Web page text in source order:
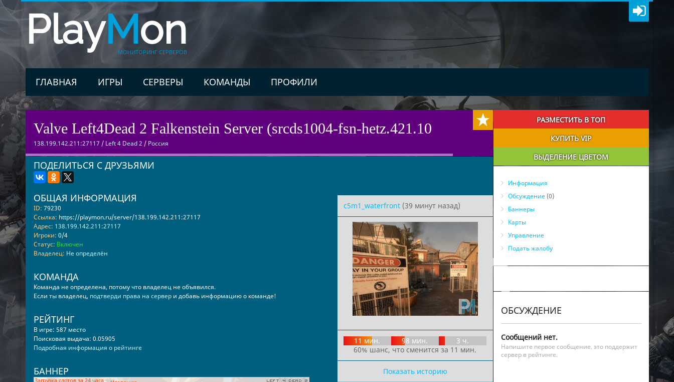
PlayMon
МОНИТОРИНГ СЕРВЕРОВ
ГЛАВНАЯ ИГРЫ СЕРВЕРЫ КОМАНДЫ ПРОФИЛИ
Valve Left4Dead 2 Falkenstein Server (srcds1004-fsn-hetz.421.10
138.199.142.211:27117 / Left 4 Dead 2 / Россия
ПОДЕЛИТЬСЯ С ДРУЗЬЯМИ
c5m1_waterfront(39 минут назад)
11 мин. 98 мин.
3 ч.
60% шанс, что сменится за 11 мин.
Показать историю
ОБЩАЯ ИНФОРМАЦИЯ
ID: 79230
Ссылка: https://playmon.ru/server/138.199.142.211:27117
Адрес: 138.199.142.211:27117
Игроки: 0/4
Статус: Включен
Владелец: Не определён
КОМАНДА
Команда не определена, потому что владелец не объявился.
Если ты владелец, подтверди права на сервери добавь информацию о команде!
РЕЙТИНГ
В игре: 587 место
Поисковая выдача: 0.05905
Подробная информация о рейтинге
БАННЕР
РАЗМЕСТИТЬ В ТОП
КУПИТЬ VIP
ВЫДЕЛЕНИЕ ЦВЕТОМ
Информация
Обсуждение(0)
Баннеры
Карты
Управление
Подать жалобу
ОБСУЖДЕНИЕ
Сообщений нет.
Напишите первое сообщение, это поддержит
сервер в рейтинге.